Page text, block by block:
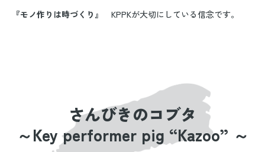
『モノ作りは時づくり』 KPPKが大切にしている信念です。
さんびきのコブタ
～Key performer pig “Kazoo” ～